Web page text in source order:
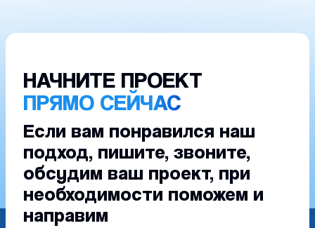
НАЧНИТЕ ПРОЕКТ
ПРЯМО СЕЙЧАС
Если вам понравился наш
подход, пишите, звоните,
обсудим ваш проект, при
необходимости поможем и
направим